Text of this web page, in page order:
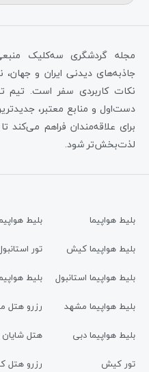
مجله گردشگری سه‌کلیک
جاذبه‌های دیدنی ایران و
نکات کاربردی سفر است. تیم
دست‌اول و منابع معتبر،
برای علاقه‌مندان فراهم می‌کند
لذت‌بخش‌تر شود.
بلیط هواپیما
بلیط هواپیما کیش
بلیط هواپیما استانبول
بلیط هواپیما مشهد
بلیط هواپیما دبی
تور کیش
بلیط
تور
بلیط
رزرو هتل
هتل
رزرو هتل